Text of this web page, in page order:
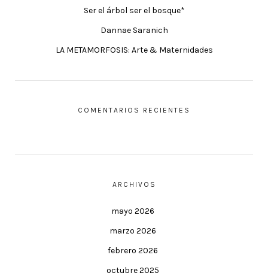
Ser el árbol ser el bosque*
Dannae Saranich
LA METAMORFOSIS: Arte & Maternidades
COMENTARIOS RECIENTES
ARCHIVOS
mayo 2026
marzo 2026
febrero 2026
octubre 2025